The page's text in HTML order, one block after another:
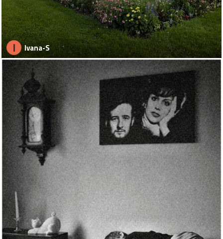
I Ivana-S